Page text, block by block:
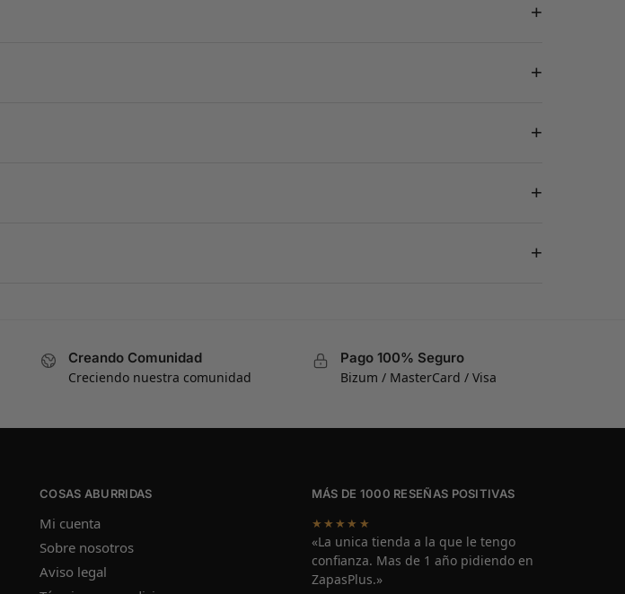
+
+
+
+
+
Creando Comunidad
Creciendo nuestra comunidad
Pago 100% Seguro
Bizum / MasterCard / Visa
COSAS ABURRIDAS
Mi cuenta
Sobre nosotros
Aviso legal
MÁS DE 1000 RESEÑAS POSITIVAS
★★★★★
«La unica tienda a la que le tengo
confianza. Mas de 1 año pidiendo en
ZapasPlus.»